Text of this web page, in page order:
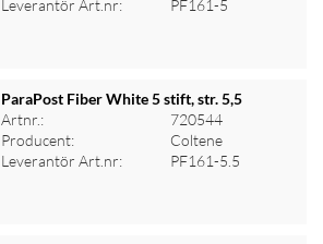
Leverantör Art.nr:
PF161-5
Logga in för priser
ParaPost Fiber White 5 stift, str. 5,5
Artnr.:
720544
Producent:
Coltene
Leverantör Art.nr:
PF161-5.5